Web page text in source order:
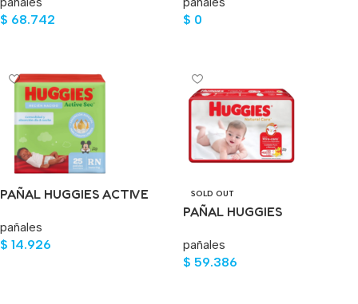
$ 68.742
UND(DESC)
$ 0
PAÑAL HUGGIES ACTIVE
pañales
$ 14.926
SOLD OUT
PAÑAL HUGGIES
50UND
pañales
$ 59.386